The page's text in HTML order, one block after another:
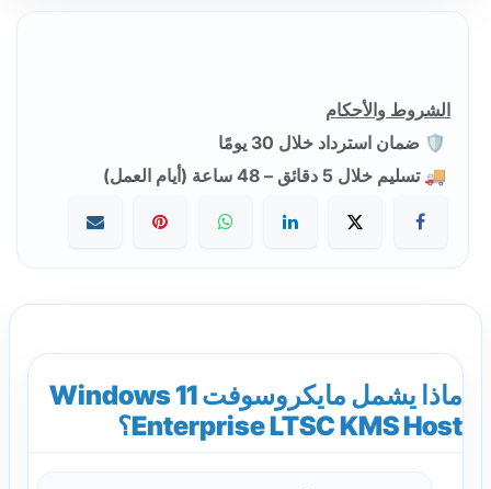
الشروط والأحكام
🛡️ ضمان استرداد خلال 30 يومًا
🚚 تسليم خلال 5 دقائق – 48 ساعة (أيام العمل)
ماذا يشمل مايكروسوفت Windows 11
Enterprise LTSC KMS Host؟